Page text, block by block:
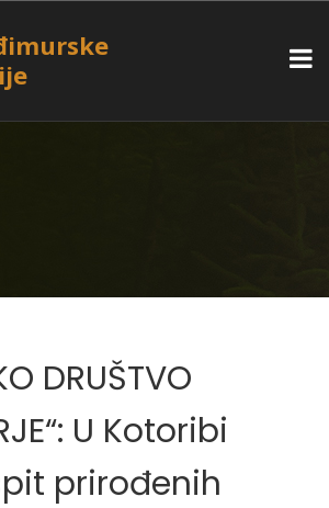
DRUŠTVO
U Kotoribi
prirođenih